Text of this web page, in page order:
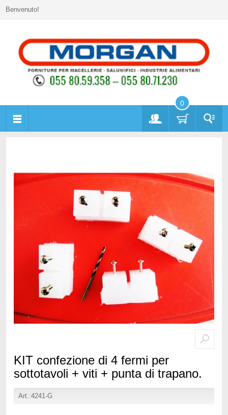
Benvenuto!
0
KIT confezione di 4 fermi per
sottotavoli + viti + punta di trapano.
Art.:4241-G